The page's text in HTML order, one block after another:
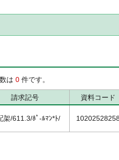
は 0 件です。
請求記号 資料コード
架/611.3/ﾎﾟ-ﾙﾏﾝ*ﾄ/